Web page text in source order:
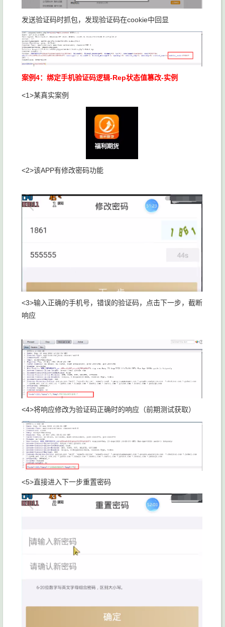
发送验证码时抓包，发现验证码在cookie中回显
案例4：绑定手机验证码逻辑-Rep状态值篡改-实例
<1>某真实案例
<2>该APP有修改密码功能
<3>输入正确的手机号，错误的验证码，点击下一步，截断
响应
<4>将响应修改为验证码正确时的响应（前期测试获取）
<5>直接进入下一步重置密码